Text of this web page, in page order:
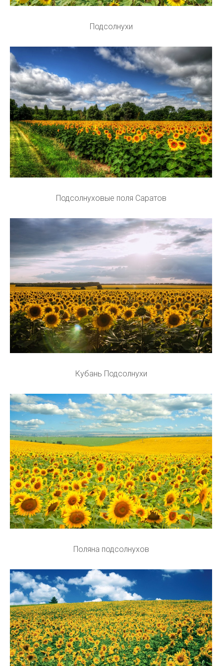
Подсолнухи
Подсолнуховые поля Саратов
Кубань Подсолнухи
Поляна подсолнухов